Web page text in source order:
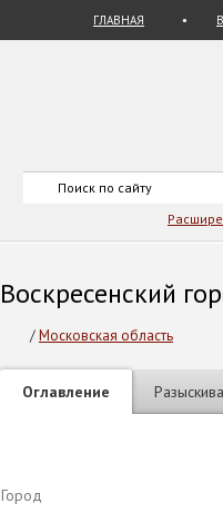
ГЛАВНАЯ
Воскресенский
/Московская область
Оглавление
Город